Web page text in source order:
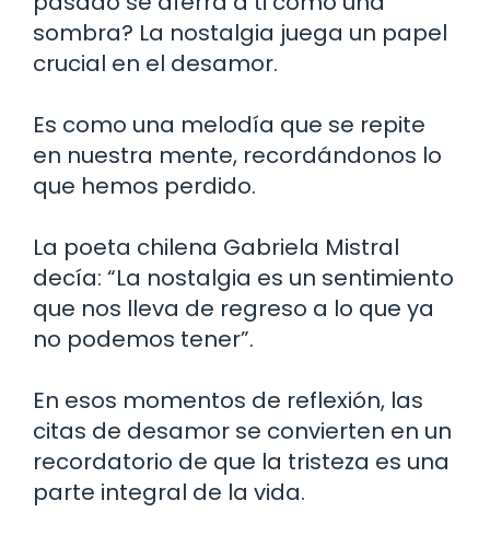
sombra? La nostalgia juega un papel
crucial en el desamor.
Es como una melodía que se repite
en nuestra mente, recordándonos lo
que hemos perdido.
La poeta chilena Gabriela Mistral
decía: “La nostalgia es un sentimiento
que nos lleva de regreso a lo que ya
no podemos tener”.
En esos momentos de reflexión, las
citas de desamor se convierten en un
recordatorio de que la tristeza es una
parte integral de la vida.